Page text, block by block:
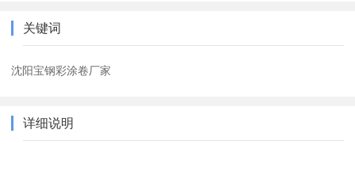
关键词
沈阳宝钢彩涂卷厂家
详细说明